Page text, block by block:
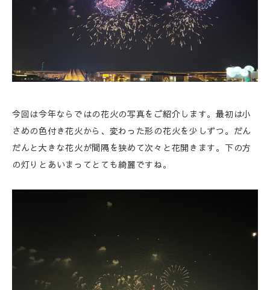
今回は今年ならではの花火の写真をご紹介します。最初は小
さめの色付き花火から、変わった形の花火を少しずつ。だん
だんと大きな花火が間隔を狭めて次々と花開きます。下の方
の灯りとあいまってとても綺麗ですね。